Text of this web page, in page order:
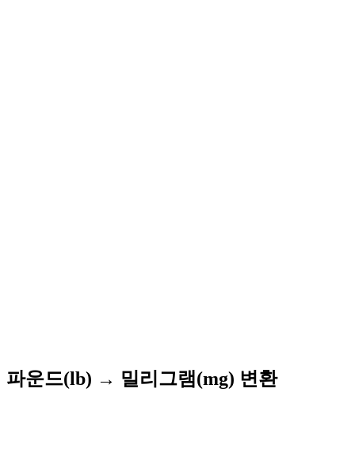
파운드(lb) → 밀리그램(mg) 변환